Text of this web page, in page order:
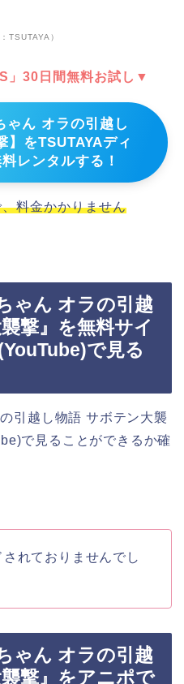
TSUTAYA）
」30日間無料お試し▼
ゃん オラの引越し
】をTSUTAYAディ
レンタルする！
料金かかりません
ゃん オラの引越
撃』を無料サイ
で見る
引越し物語 サボテン大襲
で見ることができるか確
れておりませんでし
ゃん オラの引越
撃』をアニポで